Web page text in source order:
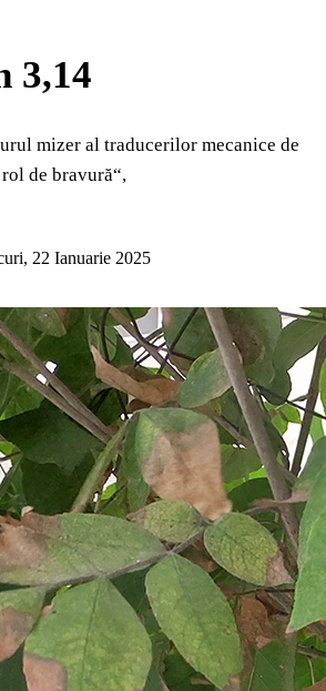
3,14
mizer al traducerilor mecanice de
de bravură“,
22 Ianuarie 2025